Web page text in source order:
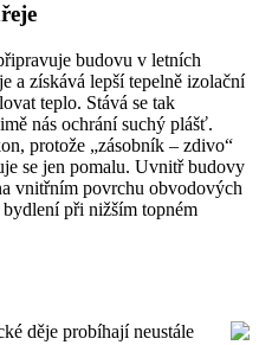
budovu v letních
a získává lepší tepelně izolační
teplo. Stává se tak
nás ochrání suchý plášť.
protože „zásobník – zdivo“
se jen pomalu. Uvnitř budovy
vnitřním povrchu obvodových
při nižším topném
děje probíhají neustále